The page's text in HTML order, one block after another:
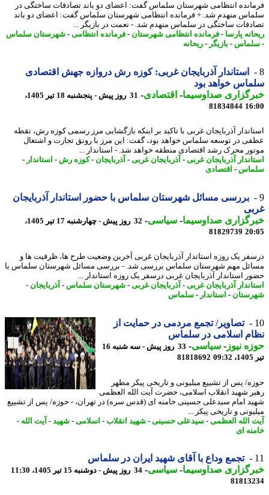
انتظامی شهرستان سلماس گفت: اعضای دو باند تصادفات ساختگی در
منهدم شد. + فرمانده انتظامی شهرستان سلماس گفت: اعضای دو باند
ساختگی در سلماس منهدم شد. - نعمت در بازیگر ...
پارسا-فرمانده انتظامی شهرستان-فرمانده انتظامی-شهرستان سلماس
-بازیگر-ریحانه
استاندار آذربایجان غربی: کوزه رش دروازه جهش اقتصادی
خواهد بود
صداوسیما-اقتصادی-
31 روز پیش - پنجشنبه 18 تیر 1405،
81834844
آذربایجان غربی با تاکید بر اینکه بازگشایی مرز رسمی کوزه رش، نقطه
در توسعه سلماس خواهد بود، گفت: این مرز با رونق تجارت و اشتغال
محرک رشد اقتصادی منطقه خواهد شد. - استاندار ...
آذربایجان غربی- آذربایجان غربی- آذربایجان-کوزه رش -استاندار-
-اقتصادی
بررسی مسائل شهرستان سلماس با حضور استاندار آذربایجان
صداوسیما-سیاسی-
32 روز پیش - چهارشنبه 17 تیر 1405،
81829739
یک روزه استاندار آذربایجان غربی آخرین وضعیت طرح ها، ظرفیت ها و
مهم شهرستان سلماس بررسی شد. - بررسی مسائل شهرستان سلماس با
استاندار آذربایجان غربی درسفر یک روزه استاندار ...
آذربایجان غربی- آذربایجان غربی- شهرستان سلماس-آذربایجان-
-استاندار-سلماس
تصاویر/ تجمع مردمی در حمایت از
اسلامی در سلماس
نیوز-سیاسی-
33 روز پیش - سه شنبه 16
81818692
پس از تشییع میلیونی و تاریخی پیکر مطهر
شهید انقلاب اسلامی، حضرت آیت الله العظمی
امام سیدعلی حسینی خامنه ای (قدس سره) در تهران، - حوزه/ پس از تشییع
و تاریخی پیکر ...
الله العظمی-سیدعلی حسینی-شهید انقلاب-اسلامی-شهید-آیت الله-
ای
تجمع وداع با آقای شهید ایران در سلماس
صداوسیما-سیاسی-34 روز پیش - دوشنبه 15 تیر 1405، 11:30